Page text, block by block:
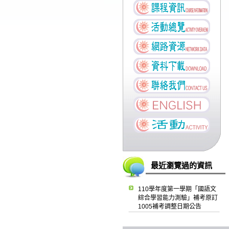
最近瀏覽過的資訊
110學年度第一學期「國語文
綜合學習能力測驗」補考原訂
1005補考調整日期公告